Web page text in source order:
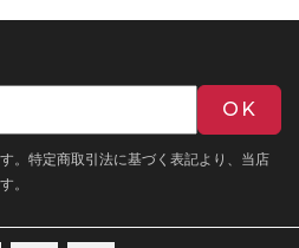
。特定商取引法に基づく表記より、当店
。